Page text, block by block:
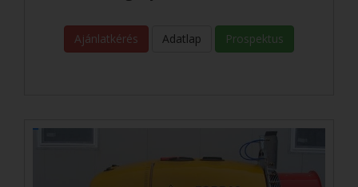
Ajánlatkérés Adatlap Prospektus